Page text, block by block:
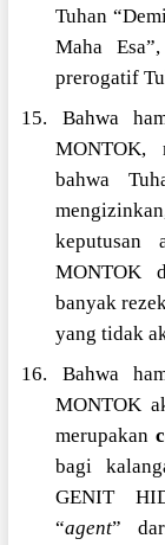
Tuhan
Maha
prerogatif
15. Bahwa
MONTOK,
bahwa
keputusan
MONTOK
banyak
yang tidak
16. Bahwa
MONTOK
merupakan
bagi
GENIT
“agent”